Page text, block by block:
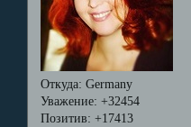
Откуда: Germany
Уважение: +32454
Позитив: +17413